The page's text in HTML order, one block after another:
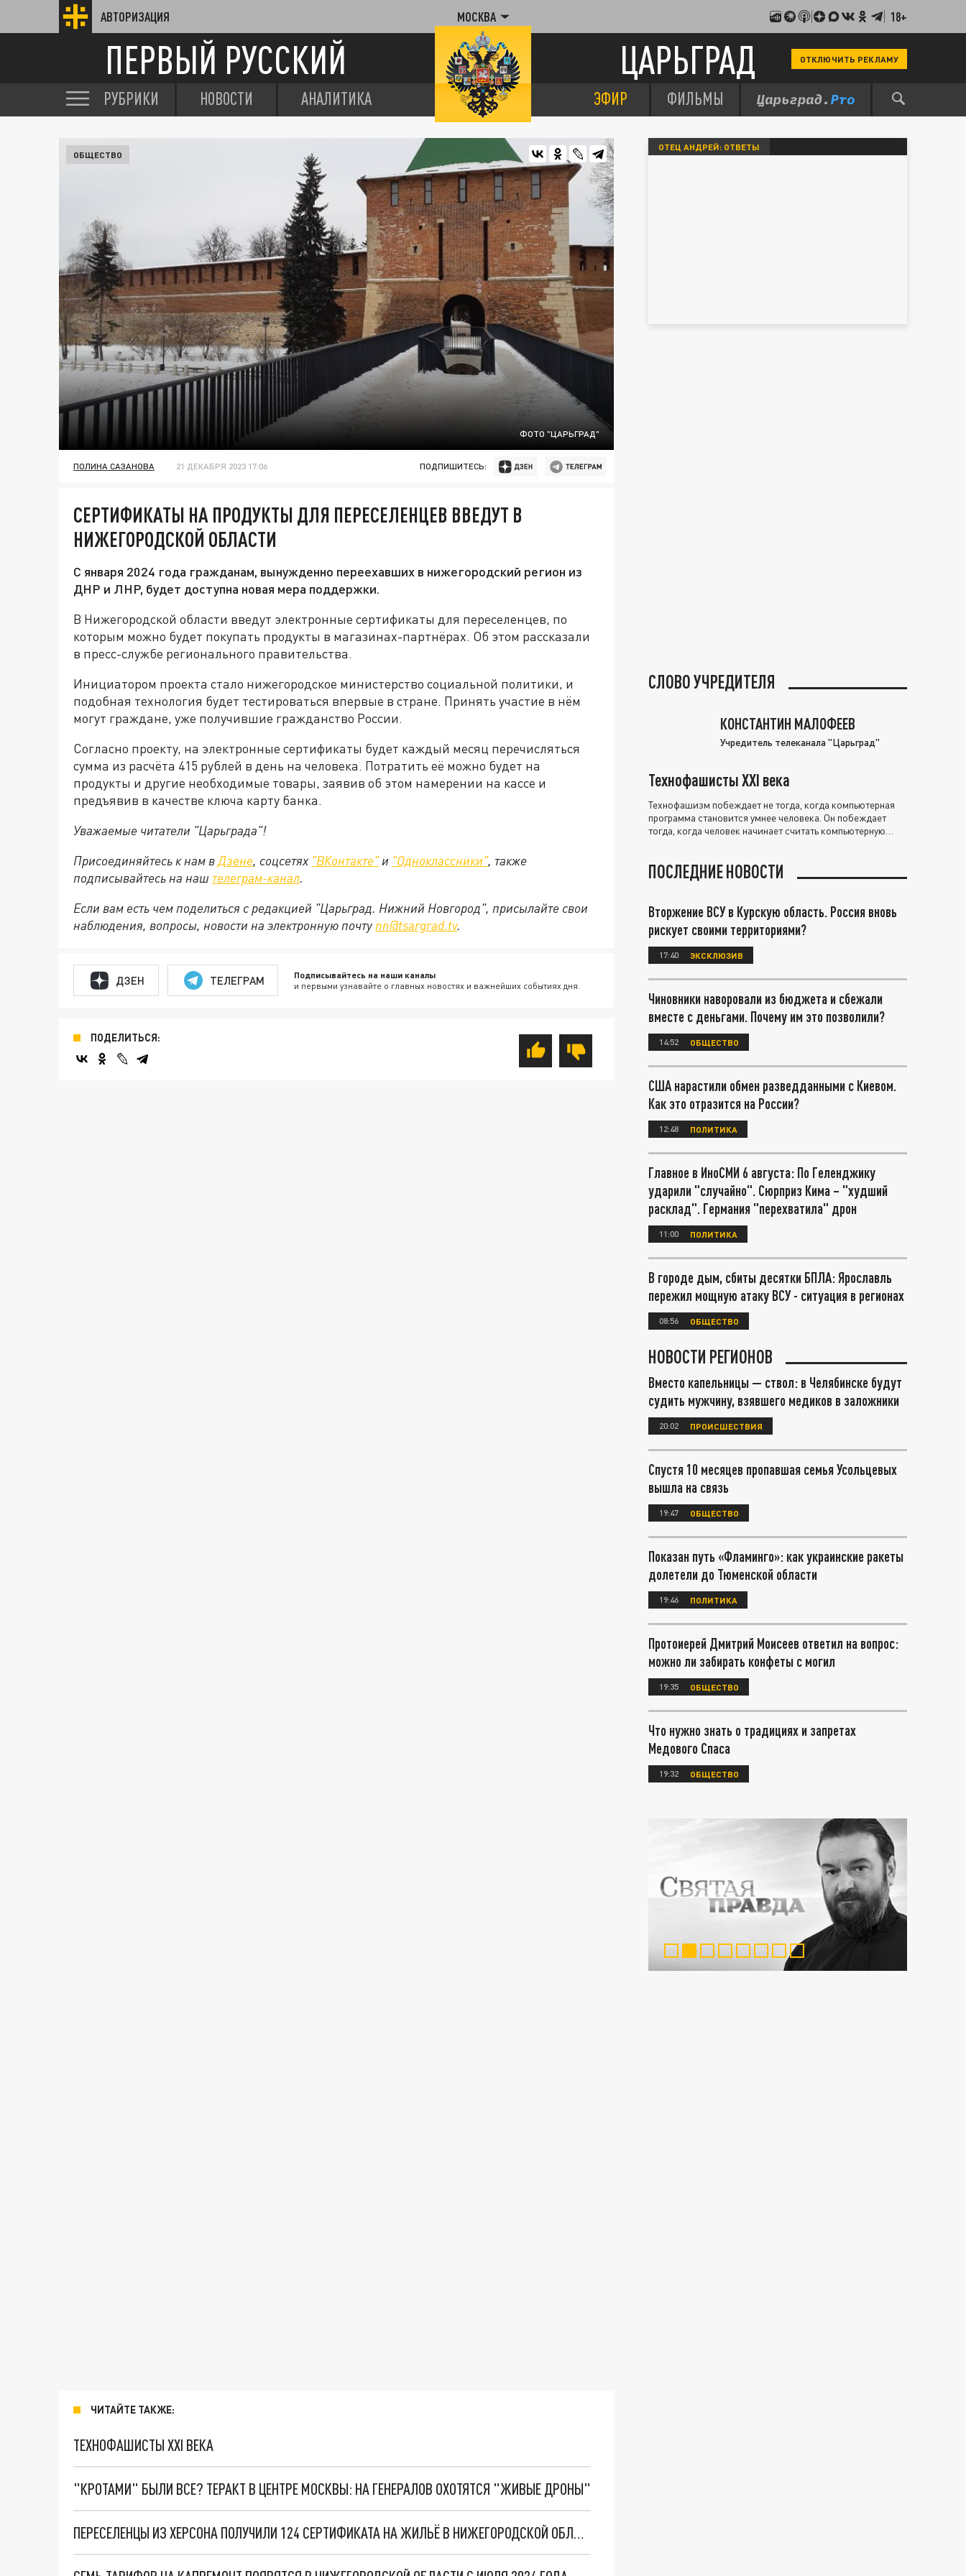
АВТОРИЗАЦИЯ МОСКВА 18+
ПЕРВЫЙ РУССКИЙ ЦАРЬГРАД ОТКЛЮЧИТЬ РЕКЛАМУ
РУБРИКИ НОВОСТИ АНАЛИТИКА ЭФИР ФИЛЬМЫ
ФОТО "ЦАРЬГРАД"
ОБЩЕСТВО
ПОЛИНА САЗАНОВА 21 ДЕКАБРЯ 2023 17:06 ПОДПИШИТЕСЬ:
СЕРТИФИКАТЫ НА ПРОДУКТЫ ДЛЯ ПЕРЕСЕЛЕНЦЕВ ВВЕДУТ В
НИЖЕГОРОДСКОЙ ОБЛАСТИ
С января 2024 года гражданам, вынужденно переехавших в нижегородский регион из
ДНР и ЛНР, будет доступна новая мера поддержки.
В Нижегородской области введут электронные сертификаты для переселенцев, по
которым можно будет покупать продукты в магазинах-партнёрах. Об этом рассказали
в пресс-службе регионального правительства.
Инициатором проекта стало нижегородское министерство социальной политики, и
подобная технология будет тестироваться впервые в стране. Принять участие в нём
могут граждане, уже получившие гражданство России.
Согласно проекту, на электронные сертификаты будет каждый месяц перечисляться
сумма из расчёта 415 рублей в день на человека. Потратить её можно будет на
продукты и другие необходимые товары, заявив об этом намерении на кассе и
предъявив в качестве ключа карту банка.
Уважаемые читатели "Царьграда"!
Присоединяйтесь к нам вДзене, соцсетях "ВКонтакте"и "Одноклассники", также
подписывайтесь на наш телеграм-канал.
Если вам есть чем поделиться с редакцией "Царьград. Нижний Новгород", присылайте свои
наблюдения, вопросы, новости на электронную почту nn@tsargrad.tv.
ДЗЕН ТЕЛЕГРАМ Подписывайтесь на наши каналы
и первыми узнавайте о главных новостях и важнейших событиях дня.
ПОДЕЛИТЬСЯ:
ЧИТАЙТЕ ТАКЖЕ:
ТЕХНОФАШИСТЫ XXI ВЕКА
"КРОТАМИ" БЫЛИ ВСЕ? ТЕРАКТ В ЦЕНТРЕ МОСКВЫ: НА ГЕНЕРАЛОВ ОХОТЯТСЯ "ЖИВЫЕ ДРОНЫ"
ПЕРЕСЕЛЕНЦЫ ИЗ ХЕРСОНА ПОЛУЧИЛИ 124 СЕРТИФИКАТА НА ЖИЛЬЁ В НИЖЕГОРОДСКОЙ ОБЛАСТИ
ОТЕЦ АНДРЕЙ: ОТВЕТЫ
СЛОВО УЧРЕДИТЕЛЯ
КОНСТАНТИН МАЛОФЕЕВ
Учредитель телеканала "Царьград"
Технофашисты XXI века
Технофашизм побеждает не тогда, когда компьютерная
программа становится умнее человека. Он побеждает
тогда, когда человек начинает считать компьютерную
ПОСЛЕДНИЕ НОВОСТИ
Вторжение ВСУ в Курскую область. Россия вновь
рискует своими территориями?
17:40 ЭКСКЛЮЗИВ
Чиновники наворовали из бюджета и сбежали
вместе с деньгами. Почему им это позволили?
14:52 ОБЩЕСТВО
США нарастили обмен разведданными с Киевом.
Как это отразится на России?
12:48 ПОЛИТИКА
Главное в ИноСМИ 6 августа: По Геленджику
ударили "случайно". Сюрприз Кима – "худший
расклад". Германия "перехватила" дрон
11:00 ПОЛИТИКА
В городе дым, сбиты десятки БПЛА: Ярославль
пережил мощную атаку ВСУ - ситуация в регионах
08:56 ОБЩЕСТВО
НОВОСТИ РЕГИОНОВ
Вместо капельницы — ствол: в Челябинске будут
судить мужчину, взявшего медиков в заложники
20:02 ПРОИСШЕСТВИЯ
Спустя 10 месяцев пропавшая семья Усольцевых
вышла на связь
19:47 ОБЩЕСТВО
Показан путь «Фламинго»: как украинские ракеты
долетели до Тюменской области
19:46 ПОЛИТИКА
Протоиерей Дмитрий Моисеев ответил на вопрос:
можно ли забирать конфеты с могил
19:35 ОБЩЕСТВО
Что нужно знать о традициях и запретах
Медового Спаса
19:32 ОБЩЕСТВО